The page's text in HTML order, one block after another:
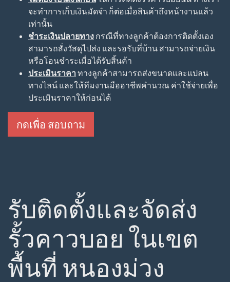
ตั้ง จะมีความสวยงาม กว่าการใช้ เสาขนาด 6 นิ้ว 2 ต้นคู่
และจะดีกว่าการใช้เสาเข้ามุม ขนาด 6 นิ้ว เนื่องจาก เสา
เข้ามุม 7 นิ้ว มีพื้นที่ในการรับน้ำหนักคานที่เพียงพอ
กดเพื่อ สอบถาม
จุดเด่นของเรา
การเลือกซื้อรั้วคาวบอย เป็นสิ่งสำคัญควรเลือกดังต่อไปนี้
มาตรฐานรั้วคาวบอยของเรา มีขนาดความมาตรฐาน
ประสบการณ์ของทีมงานติดตั้งเป็นสำคัญ
จัดส่งไวจากประสบการณ์การจัดส่งของทีมงาน ทำให้
เราสามารถจัดส่งสินค้าคุณ ได้ภายใน 1-3 วัน เท่านั้น ไม่
ต้องรอนาน
ความพร้อมของสินค้าเนื่องจากเรามีลูกค้าจำนวนมาก
เราจึงได้ตระหนักถึงสินค้า ที่ต้องมีพร้อมจัดส่ง เพื่อให้
ลูกค้ามั่นใจว่าจะได้รับสินค้าครบแน่นอน